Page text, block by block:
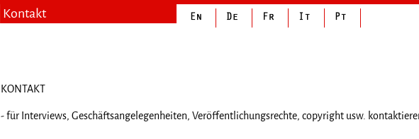
Kontakt
KONTAKT
- für Interviews, Geschäftsangelegenheiten, Veröffentlichungsrechte, copyright usw.